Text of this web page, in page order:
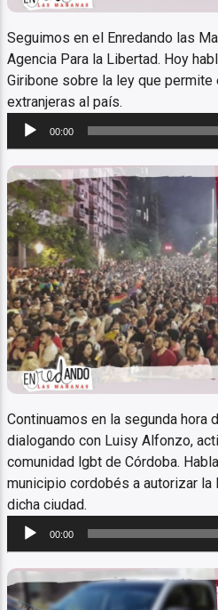
Seguimos en el Enredando las
Agencia Para la Libertad. Hoy
Giribone sobre la ley que
extranjeras al país.
Reproductor
audio
00:00
Marcha del
Continuamos en la segunda hora
dialogando con Luisy Alfonzo,
comunidad lgbt de Córdoba.
municipio cordobés a autorizar la
dicha ciudad.
Reproductor
audio
00:00